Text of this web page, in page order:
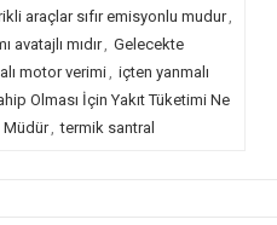
araçlar sıfır emisyonlu mudur,
mıdır, Gelecekte
motor verimi, içten yanmalı
Olması İçin Yakıt Tüketimi Ne
Müdür, termik santral